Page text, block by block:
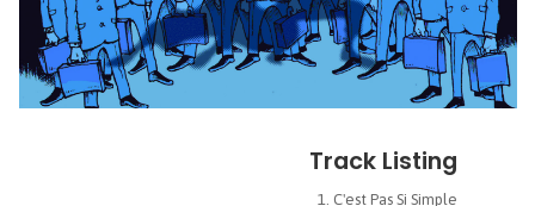
Track Listing
C'est Pas Si Simple